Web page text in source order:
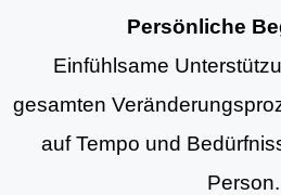
Persönliche
Einfühlsame
gesamten
auf Tempo und
Person.